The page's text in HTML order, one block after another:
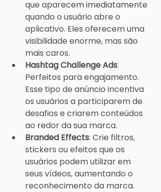
que aparecem imediatamente
quando o usuário abre o
aplicativo. Eles oferecem uma
visibilidade enorme, mas são
mais caros.
Hashtag Challenge Ads:
Perfeitos para engajamento.
Esse tipo de anúncio incentiva
os usuários a participarem de
desafios e criarem conteúdos
ao redor da sua marca.
Branded Effects: Crie filtros,
stickers ou efeitos que os
usuários podem utilizar em
seus vídeos, aumentando o
reconhecimento da marca.